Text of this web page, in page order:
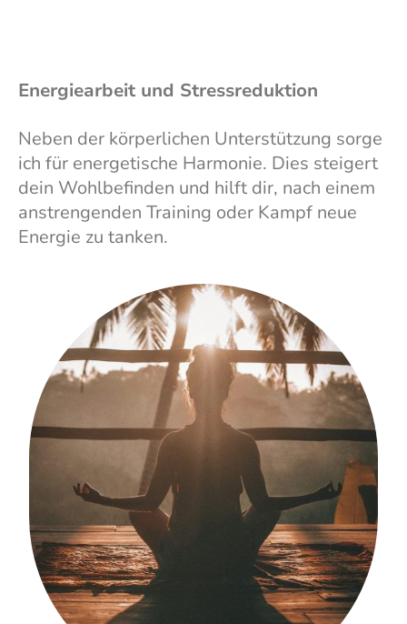
Energiearbeit und Stressreduktion
Neben der körperlichen Unterstützung sorge
ich für energetische Harmonie. Dies steigert
dein Wohlbefinden und hilft dir, nach einem
anstrengenden Training oder Kampf neue
Energie zu tanken.